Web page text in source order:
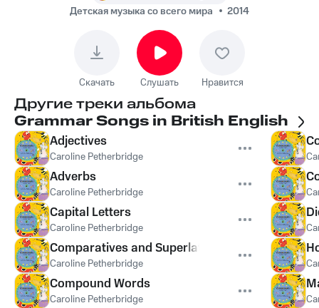
Детская музыка со всего мира
2014
Скачать Слушать Нравится
Другие треки альбома
Grammar Songs in British English
Adjectives
Caroline Petherbridge
Adverbs
Caroline Petherbridge
Capital Letters
Caroline Petherbridge
Comparatives and Superlatives
Caroline Petherbridge
Compound Words
Caroline Petherbridge